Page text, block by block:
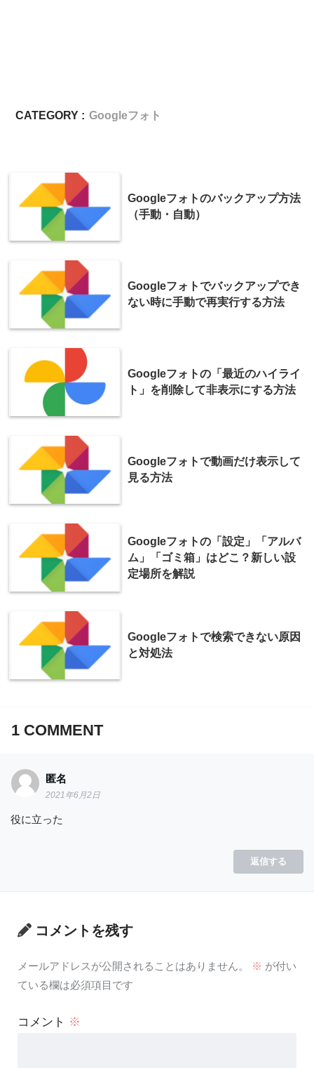
CATEGORY : Googleフォト
Googleフォトのバックアップ方法
（手動・自動）
Googleフォトでバックアップでき
ない時に手動で再実行する方法
Googleフォトの「最近のハイライ
ト」を削除して非表示にする方法
Googleフォトで動画だけ表示して
見る方法
Googleフォトの「設定」「アルバ
ム」「ゴミ箱」はどこ？新しい設
定場所を解説
Googleフォトで検索できない原因
と対処法
1 COMMENT
匿名
2021年6月2日
役に立った
返信する
コメントを残す
メールアドレスが公開されることはありません。 ※ が付い
ている欄は必須項目です
コメント ※